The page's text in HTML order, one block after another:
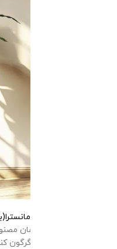
درختچه مصنوعی
محبوب ترین گیاهان
سالن عقد شمارا دگرگون